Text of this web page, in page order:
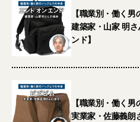
【職業別・働く男
建築家・山家 明
ンド】
【職業別・働く男
実業家・佐藤義朗